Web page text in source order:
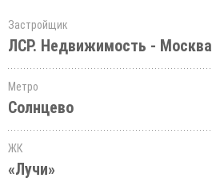
Застройщик
ЛСР. Недвижимость - Москва
Метро
Солнцево
ЖК
«Лучи»